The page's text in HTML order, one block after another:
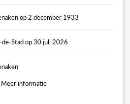
op 2 december 1933
Stad op 30 juli 2026
informatie